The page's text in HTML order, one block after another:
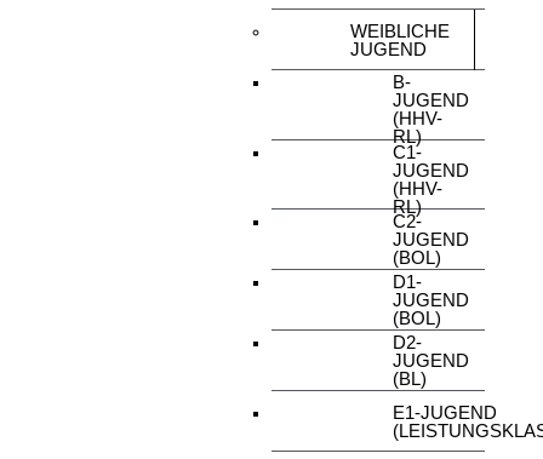
WEIBLICHE
JUGEND
B-
JUGEND
(HHV-
RL)
C1-
JUGEND
(HHV-
RL)
C2-
JUGEND
(BOL)
D1-
JUGEND
(BOL)
D2-
JUGEND
(BL)
E1-JUGEND